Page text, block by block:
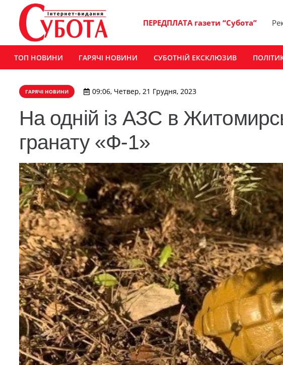
ПЕРЕДПЛАТА газети “Субота”
ТОП НОВИНИ ГАРЯЧІ НОВИНИ СУБОТНІЙ ЕКСКЛЮЗИВ
ГАРЯЧІ НОВИНИ 09:06, Четвер, 21 Грудня, 2023
На одній із АЗС в
гранату «Ф-1»